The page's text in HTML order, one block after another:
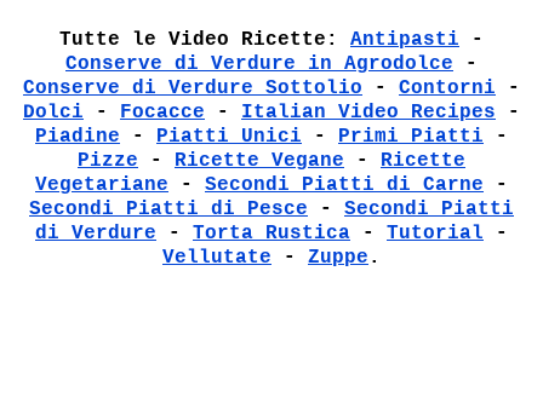
Tutte le Video Ricette: Antipasti -
Conserve di Verdure in Agrodolce -
Conserve di Verdure Sottolio - Contorni -
Dolci - Focacce - Italian Video Recipes -
Piadine - Piatti Unici - Primi Piatti -
Pizze - Ricette Vegane - Ricette
Vegetariane - Secondi Piatti di Carne -
Secondi Piatti di Pesce - Secondi Piatti
di Verdure - Torta Rustica - Tutorial -
Vellutate - Zuppe .